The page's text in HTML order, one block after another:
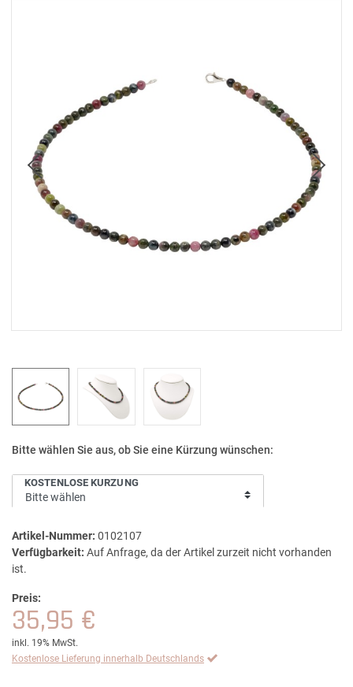
Bitte wählen Sie aus, ob Sie eine Kürzung wünschen:
KOSTENLOSE KÜRZUNG
Artikel-Nummer: 0102107
Verfügbarkeit: Auf Anfrage, da der Artikel zurzeit nicht vorhanden
ist.
Preis:
35,95 €
inkl. 19% MwSt.
Kostenlose Lieferung innerhalb Deutschlands